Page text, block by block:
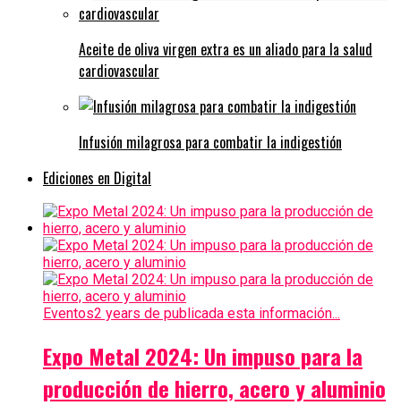
Aceite de oliva virgen extra es un aliado para la salud
cardiovascular
Infusión milagrosa para combatir la indigestión
Ediciones en Digital
Eventos2 years de publicada esta información...
Expo Metal 2024: Un impuso para la
producción de hierro, acero y aluminio